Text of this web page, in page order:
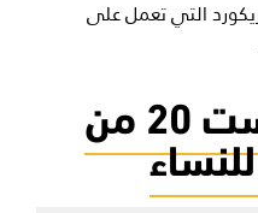
التي تعمل على
حذاء الترابوست 20 من